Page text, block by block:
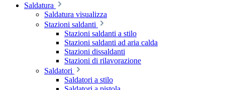
Saldatura
Saldatura visualizza
Stazioni saldanti
Stazioni saldanti a stilo
Stazioni saldanti ad aria calda
Stazioni dissaldanti
Stazioni di rilavorazione
Saldatori
Saldatori a stilo